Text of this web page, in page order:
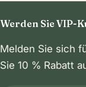
Werden Sie VIP-
Melden Sie sich
Sie 10 % Rabatt